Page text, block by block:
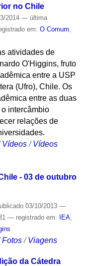
no Chile
2014 — última
em: O Comum,
atividades de
O'Higgins, fruto
entre a USP
(Ufro), Chile. Os
entre as duas
intercâmbio
relações de
Vídeos /Vídeos
- 03 de outubro
03/10/2013 —
— registrado em: IEA,
Fotos /Viagens
da Cátedra